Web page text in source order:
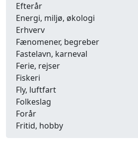
Efterår
Energi, miljø, økologi
Erhverv
Fænomener, begreber
Fastelavn, karneval
Ferie, rejser
Fiskeri
Fly, luftfart
Folkeslag
Forår
Fritid, hobby